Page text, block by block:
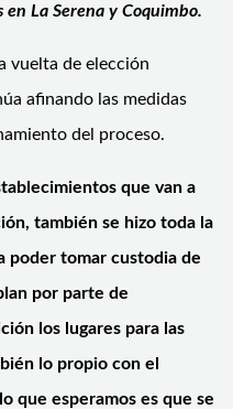
La Serena y Coquimbo.
vuelta de elección
afinando las medidas
del proceso.
que van a
también se hizo toda la
poder tomar custodia de
por parte de
los lugares para las
lo propio con el
que esperamos es que se